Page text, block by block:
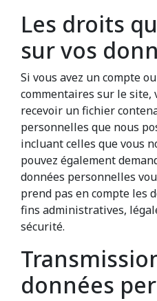
Les droits
sur vos
Si vous avez un compte
commentaires sur le site,
recevoir un fichier
personnelles que nous
incluant celles que vous
pouvez également
données personnelles
prend pas en compte les
fins administratives,
sécurité.
données